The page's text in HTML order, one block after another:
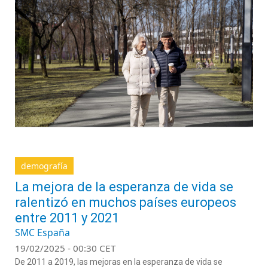
demografía
La mejora de la esperanza de vida se
ralentizó en muchos países europeos
entre 2011 y 2021
SMC España
19/02/2025 - 00:30 CET
De 2011 a 2019, las mejoras en la esperanza de vida se